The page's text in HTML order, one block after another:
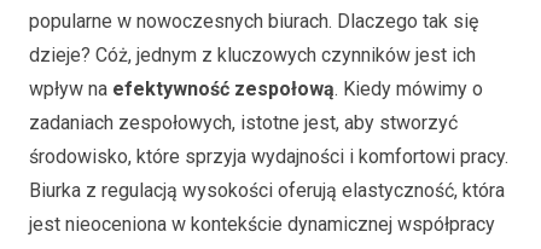
popularne w nowoczesnych biurach. Dlaczego tak się
dzieje? Cóż, jednym z kluczowych czynników jest ich
wpływ na efektywność zespołową. Kiedy mówimy o
zadaniach zespołowych, istotne jest, aby stworzyć
środowisko, które sprzyja wydajności i komfortowi pracy.
Biurka z regulacją wysokości oferują elastyczność, która
jest nieoceniona w kontekście dynamicznej współpracy